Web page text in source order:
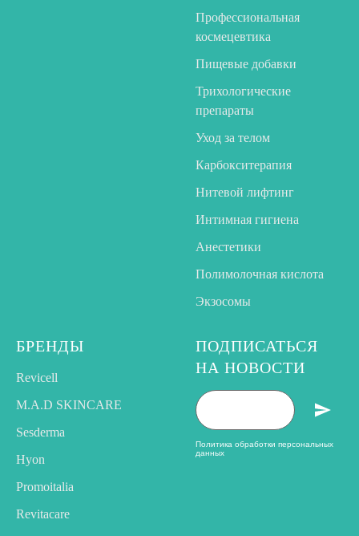
Профессиональная
космецевтика
Пищевые добавки
Трихологические
препараты
Уход за телом
Карбокситерапия
Нитевой лифтинг
Интимная гигиена
Анестетики
Полимолочная кислота
Экзосомы
БРЕНДЫ
Revicell
M.A.D SKINCARE
Sesderma
Hyon
Promoitalia
Revitacare
ПОДПИСАТЬСЯ
НА НОВОСТИ
Политика обработки персональных
данных